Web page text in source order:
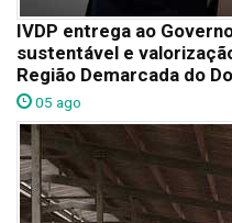
IVDP entrega ao
sustentável e
Região Demarcada do
05 ago